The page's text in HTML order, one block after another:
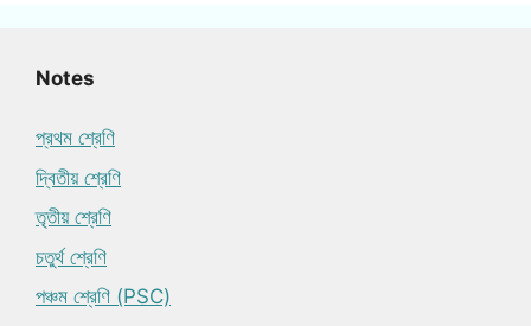
Notes
প্রথম শ্রেণি
দ্বিতীয় শ্রেণি
তৃতীয় শ্রেণি
চতুর্থ শ্রেণি
পঞ্চম শ্রেণি (PSC)